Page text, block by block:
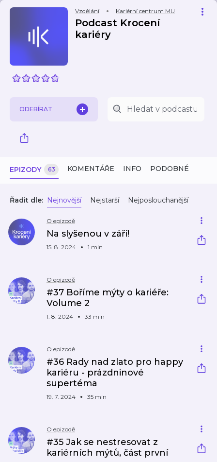
Vzdělání Kariérní centrum MU
Podcast Krocení
kariéry
ODEBÍRAT
EPIZODY 63 KOMENTÁŘE INFO PODOBNÉ
Řadit dle: Nejnovější Nejstarší Nejposlouchanější
O epizodě
Na slyšenou v září!
15. 8. 2024 1 min
O epizodě
#37 Boříme mýty o kariéře:
Volume 2
1. 8. 2024 33 min
O epizodě
#36 Rady nad zlato pro happy
kariéru - prázdninové
supertéma
19. 7. 2024 35 min
O epizodě
#35 Jak se nestresovat z
kariérních mýtů, část první